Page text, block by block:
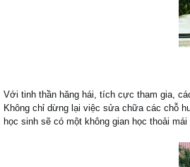
Với tinh thần hăng hái, tích cực tham gia,
Không chỉ dừng lại việc sửa chữa các chỗ
học sinh sẽ có một không gian học thoải mái